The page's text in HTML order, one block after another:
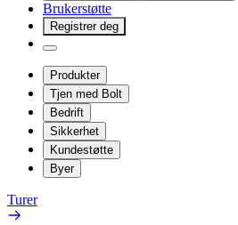
Brukerstøtte
Registrer deg
Produkter
Tjen med Bolt
Bedrift
Sikkerhet
Kundestøtte
Byer
Turer